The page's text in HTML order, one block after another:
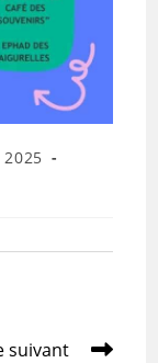
suivant